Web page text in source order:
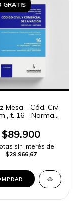
GRATIS
Mesa - Cód. Civ.
t. 16 - Normas
$89.900
sin interés de
$29.966,67